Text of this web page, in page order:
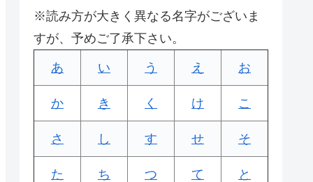
※読み方が大きく異なる名字がございま
すが、予めご了承下さい。
あ い う え お
か き く け こ
さ し す せ そ
た ち つ て と